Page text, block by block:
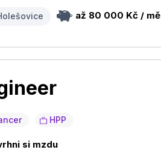
až 80 000 Kč /
HPP
si mzdu